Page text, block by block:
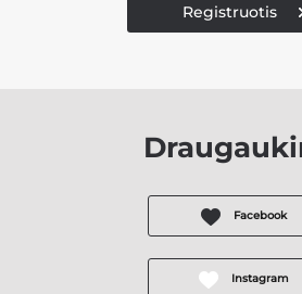
Registruotis
Facebook
Instagram